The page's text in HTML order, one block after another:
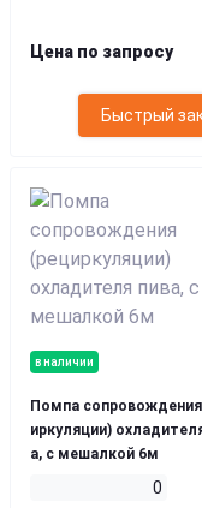
Цена по запросу
Быстрый
в наличии
Помпа
иркуляции)
а, с мешалкой 6м
0